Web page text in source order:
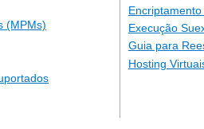
(MPMs)
Execução
Guia para
Hosting